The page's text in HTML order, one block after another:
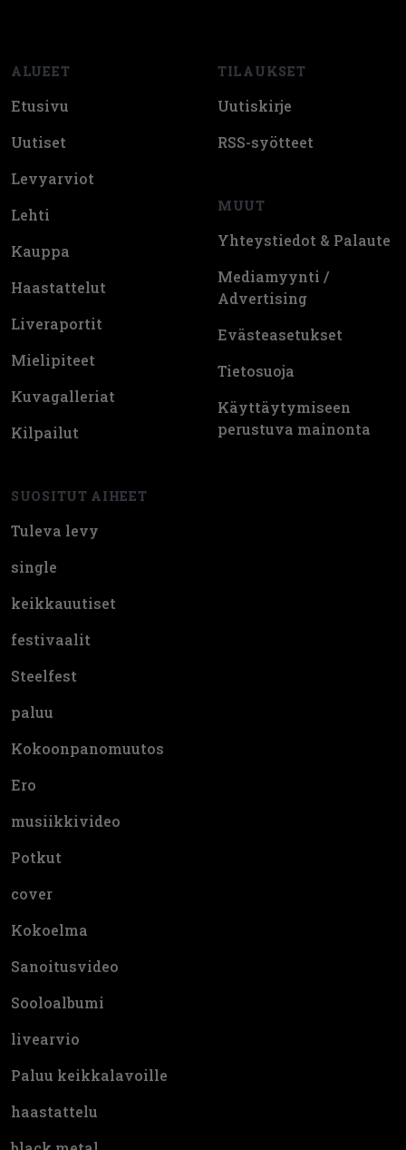
ALUEET
Etusivu
Uutiset
Levyarviot
Lehti
Kauppa
Haastattelut
Liveraportit
Mielipiteet
Kuvagalleriat
Kilpailut
SUOSITUT AIHEET
Tuleva levy
single
keikkauutiset
festivaalit
Steelfest
paluu
Kokoonpanomuutos
Ero
musiikkivideo
Potkut
cover
Kokoelma
Sanoitusvideo
Sooloalbumi
livearvio
Paluu keikkalavoille
haastattelu
TILAUKSET
Uutiskirje
RSS-syötteet
MUUT
Yhteystiedot & Palaute
Mediamyynti /
Advertising
Evästeasetukset
Tietosuoja
Käyttäytymiseen
perustuva mainonta